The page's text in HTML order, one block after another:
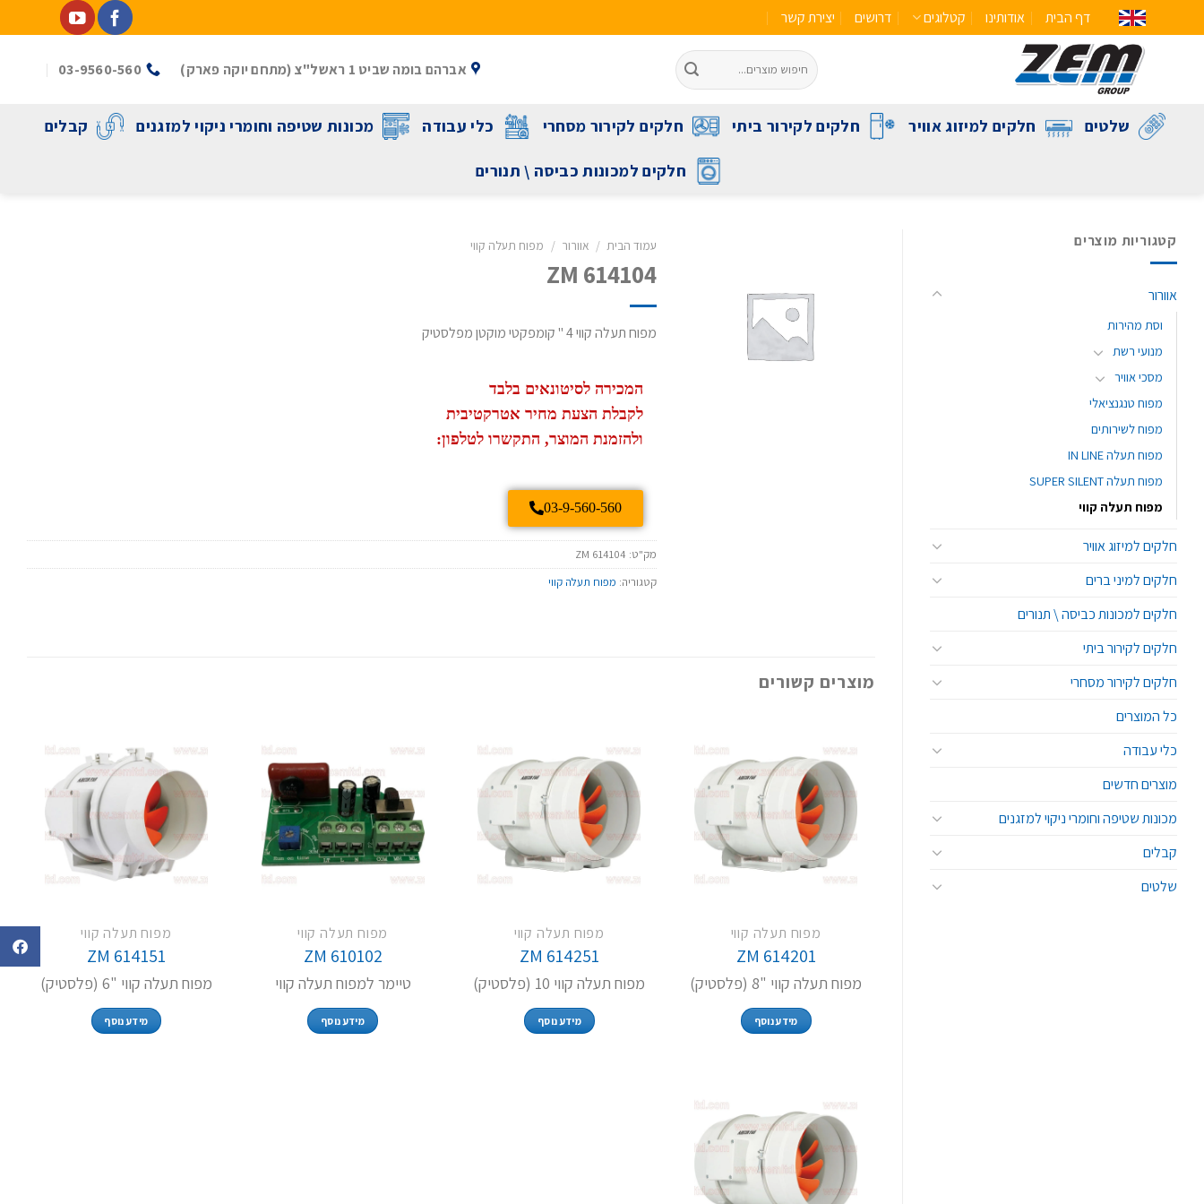
דף הבית אודותינו קטלוגים דרושים יצירת קשר
אברהם בומה שביט 1 ראשל"צ (מתחם יוקה פארק) 03-9560-560
שלטים חלקים למיזוג אוויר חלקים לקירור ביתי חלקים לקירור מסחרי כלי עבודה מכונות שטיפה וחומרי ניקוי למזגנים קבלים
חלקים למכונות כביסה \ תנורים
קטגוריות מוצרים
אוורור
וסת מהירות
מנועי רשת
מסכי אוויר
מפוח טנגנציאלי
מפוח לשירותים
מפוח תעלה IN LINE
מפוח תעלה SUPER SILENT
מפוח תעלה קווי
חלקים למיזוג אוויר
חלקים למיני ברים
חלקים למכונות כביסה \ תנורים
חלקים לקירור ביתי
חלקים לקירור מסחרי
כל המוצרים
כלי עבודה
מוצרים חדשים
מכונות שטיפה וחומרי ניקוי למזגנים
קבלים
שלטים
עמוד הבית / אוורור / מפוח תעלה קווי
ZM 614104
מפוח תעלה קווי 4 " קומפקטי מוקטן מפלסטיק
המכירה לסיטונאים בלבד
לקבלת הצעת מחיר אטרקטיבית
ולהזמנת המוצר, התקשרו לטלפון:
03-9-560-560
מק"ט: ZM 614104
קטגוריה: מפוח תעלה קווי
מוצרים קשורים
מפוח תעלה קווי
ZM 614201
מפוח תעלה קווי "8 (פלסטיק)
מידע נוסף
מפוח תעלה קווי
ZM 614251
מפוח תעלה קווי 10 (פלסטיק)
מידע נוסף
מפוח תעלה קווי
ZM 610102
טיימר למפוח תעלה קווי
מידע נוסף
מפוח תעלה קווי
ZM 614151
מפוח תעלה קווי "6 (פלסטיק)
מידע נוסף